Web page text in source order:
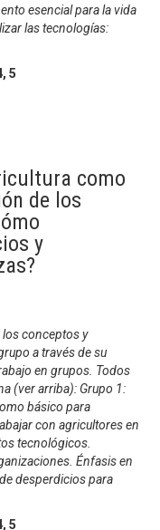
esencial para la vida
las tecnologías:
, 5
como
de los
y
los conceptos y
a través de su
en grupos. Todos
(ver arriba): Grupo 1:
básico para
con agricultores en
tecnológicos.
Énfasis en
desperdicios para
, 5